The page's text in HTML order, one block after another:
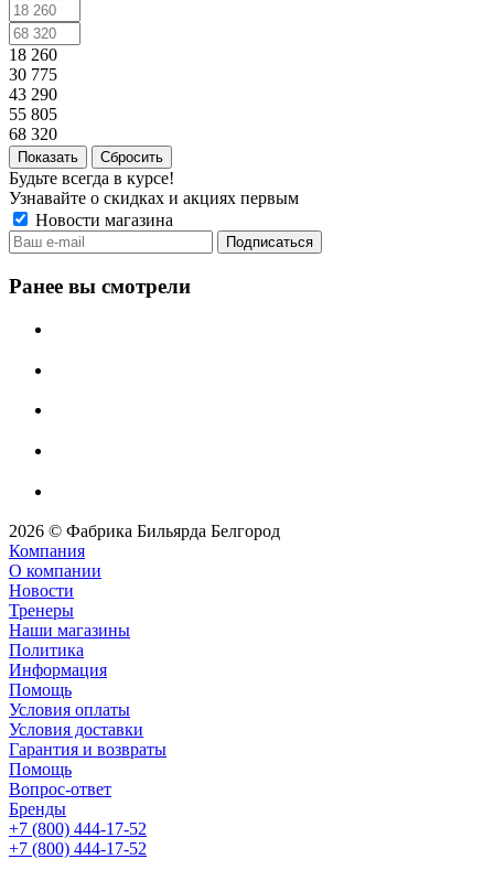
18 260
30 775
43 290
55 805
68 320
Сбросить
Будьте всегда в курсе!
Узнавайте о скидках и акциях первым
Новости магазина
Ранее вы смотрели
2026 © Фабрика Бильярда Белгород
Компания
О компании
Новости
Тренеры
Наши магазины
Политика
Информация
Помощь
Условия оплаты
Условия доставки
Гарантия и возвраты
Помощь
Вопрос-ответ
Бренды
+7 (800) 444-17-52
+7 (800) 444-17-52